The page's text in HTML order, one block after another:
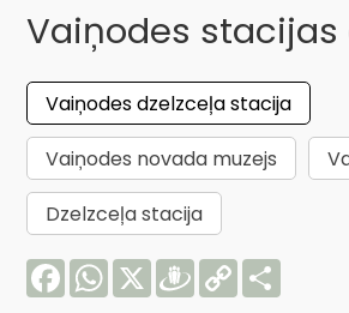
Vaiņodes stacijas
Vaiņodes dzelzceļa stacija
Vaiņodes novada muzejs
Dzelzceļa stacija
FacebookWhatsApp
X Draugiem
Copy
Link